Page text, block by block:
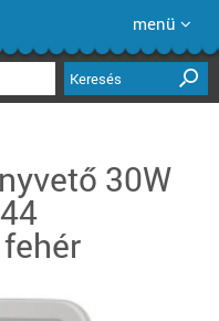
menü
Keresés
30W